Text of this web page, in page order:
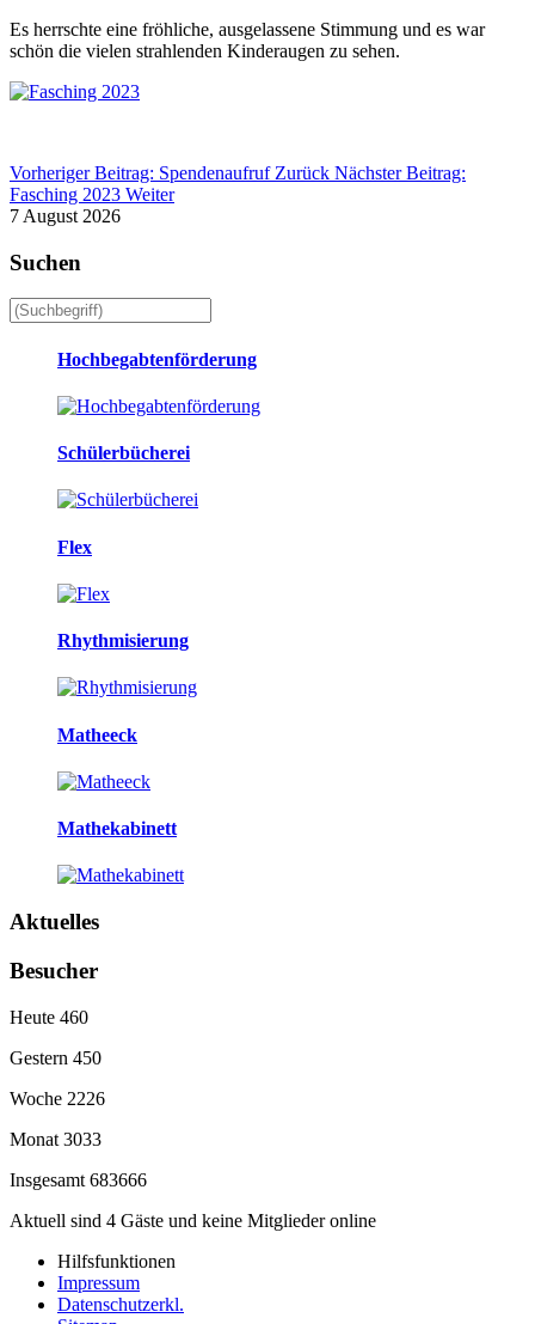
Es herrschte eine fröhliche, ausgelassene Stimmung und es war
schön die vielen strahlenden Kinderaugen zu sehen.
Vorheriger Beitrag: Spendenaufruf Zurück Nächster Beitrag:
Fasching 2023 Weiter
7 August 2026
Suchen
Hochbegabtenförderung
Schülerbücherei
Flex
Rhythmisierung
Matheeck
Mathekabinett
Aktuelles
Besucher
Heute 460
Gestern 450
Woche 2226
Monat 3033
Insgesamt 683666
Aktuell sind 4 Gäste und keine Mitglieder online
Hilfsfunktionen
Impressum
Datenschutzerkl.